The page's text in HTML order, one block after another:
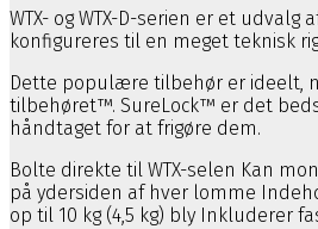
WTX- og WTX-D-serien er et
konfigureres til en meget teknisk
Dette populære tilbehør er ideelt,
tilbehøret™. SureLock™ er det
håndtaget for at frigøre dem.
Bolte direkte til WTX-selen Kan
på ydersiden af hver lomme
op til 10 kg (4,5 kg) bly Inkluderer